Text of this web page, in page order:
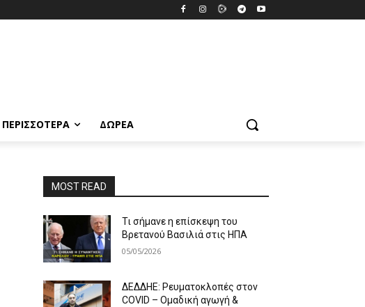
ΠΕΡΙΣΣΟΤΕΡΑ ΔΩΡΕΆ
MOST READ
Τι σήμανε η επίσκεψη του
Βρετανού Βασιλιά στις ΗΠΑ
05/05/2026
ΔΕΔΔΗΕ: Ρευματοκλοπές στον
COVID – Ομαδική αγωγή &